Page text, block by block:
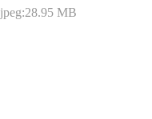
jpeg:28.95 MB